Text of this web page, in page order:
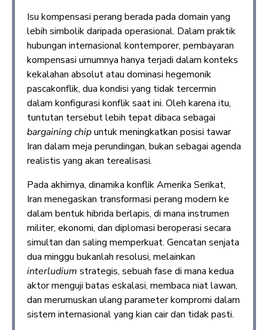
Isu kompensasi perang berada pada domain yang
lebih simbolik daripada operasional. Dalam praktik
hubungan internasional kontemporer, pembayaran
kompensasi umumnya hanya terjadi dalam konteks
kekalahan absolut atau dominasi hegemonik
pascakonflik, dua kondisi yang tidak tercermin
dalam konfigurasi konflik saat ini. Oleh karena itu,
tuntutan tersebut lebih tepat dibaca sebagai
bargaining chipuntuk meningkatkan posisi tawar
Iran dalam meja perundingan, bukan sebagai agenda
realistis yang akan terealisasi.
Pada akhirnya, dinamika konflik Amerika Serikat,
Iran menegaskan transformasi perang modern ke
dalam bentuk hibrida berlapis, di mana instrumen
militer, ekonomi, dan diplomasi beroperasi secara
simultan dan saling memperkuat. Gencatan senjata
dua minggu bukanlah resolusi, melainkan
interludium strategis, sebuah fase di mana kedua
aktor menguji batas eskalasi, membaca niat lawan,
dan merumuskan ulang parameter kompromi dalam
sistem internasional yang kian cair dan tidak pasti.